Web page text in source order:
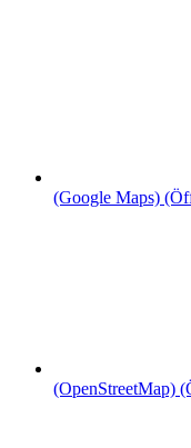
(Google Maps)
(OpenStreetMap)